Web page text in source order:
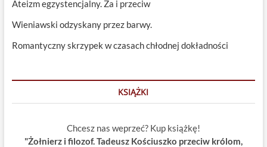
Ateizm egzystencjalny. Za i przeciw
Wieniawski odzyskany przez barwy.
Romantyczny skrzypek w czasach chłodnej dokładności
KSIĄŻKI
Chcesz nas weprzeć? Kup książkę!
"Żołnierz i filozof. Tadeusz Kościuszko przeciw królom,